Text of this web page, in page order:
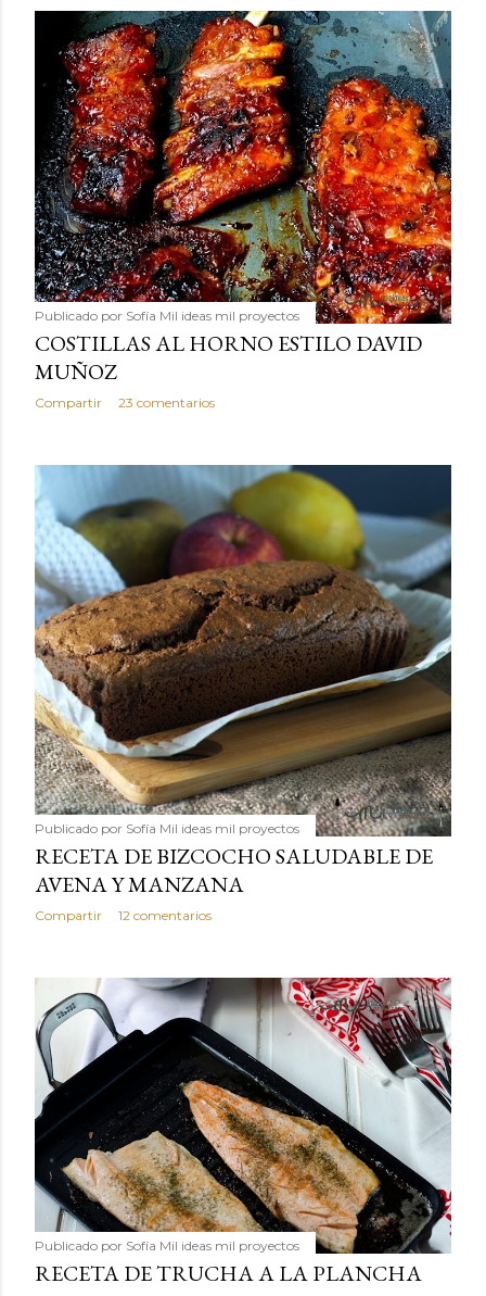
Publicado por Sofía Mil ideas mil proyectos
COSTILLAS AL HORNO ESTILO DAVID
MUÑOZ
Compartir 23 comentarios
Publicado por Sofía Mil ideas mil proyectos
RECETA DE BIZCOCHO SALUDABLE DE
AVENA Y MANZANA
Compartir 12 comentarios
Publicado por Sofía Mil ideas mil proyectos
RECETA DE TRUCHA A LA PLANCHA